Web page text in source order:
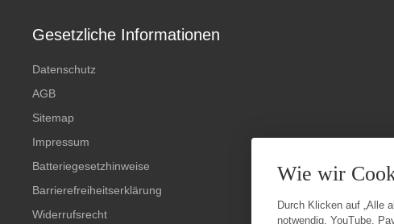
Gesetzliche Informationen
Datenschutz
AGB
Sitemap
Impressum
Batteriegesetzhinweise
Barrierefreiheitserklärung
Widerrufsrecht
Wie wir
Durch Klicken auf „Alle
notwendig, YouTube,